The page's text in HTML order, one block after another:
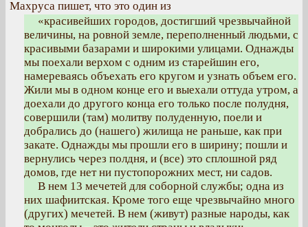
Махруса пишет, что это один из
«красивейших городов, достигший чрезвычайной
величины, на ровной земле, переполненный людьми, с
красивыми базарами и широкими улицами. Однажды
мы поехали верхом с одним из старейшин его,
намереваясь объехать его кругом и узнать объем его.
Жили мы в одном конце его и выехали оттуда утром, а
доехали до другого конца его только после полудня,
совершили (там) молитву полуденную, поели и
добрались до (нашего) жилища не раньше, как при
закате. Однажды мы прошли его в ширину; пошли и
вернулись через полдня, и (все) это сплошной ряд
домов, где нет ни пустопорожних мест, ни садов.
В нем 13 мечетей для соборной службы; одна из
них шафиитская. Кроме того еще чрезвычайно много
(других) мечетей. В нем (живут) разные народы, как